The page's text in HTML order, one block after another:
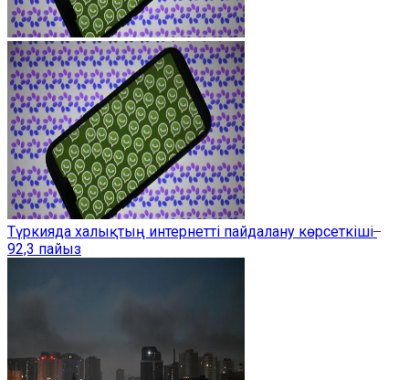
Түркияда халықтың интернетті пайдалану көрсеткіші ̶
92,3 пайыз